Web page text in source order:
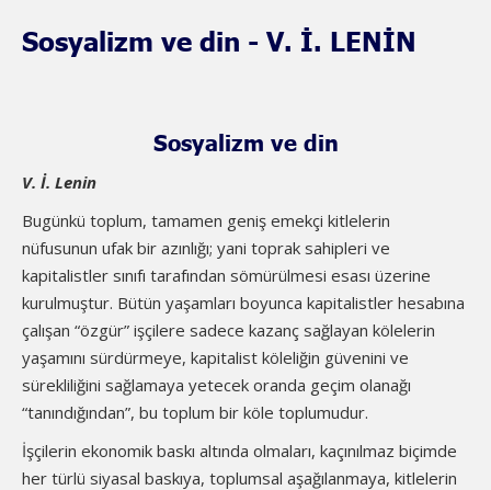
Sosyalizm ve din - V. İ. LENİN
Sosyalizm ve din
V. İ. Lenin
Bugünkü toplum, tamamen geniş emekçi kitlelerin
nüfusunun ufak bir azınlığı; yani toprak sahipleri ve
kapitalistler sınıfı tarafından sömürülmesi esası üzerine
kurulmuştur. Bütün yaşamları boyunca kapitalistler hesabına
çalışan “özgür” işçilere sadece kazanç sağlayan kölelerin
yaşamını sürdürmeye, kapitalist köleliğin güvenini ve
sürekliliğini sağlamaya yetecek oranda geçim olanağı
“tanındığından”, bu toplum bir köle toplumudur.
İşçilerin ekonomik baskı altında olmaları, kaçınılmaz biçimde
her türlü siyasal baskıya, toplumsal aşağılanmaya, kitlelerin